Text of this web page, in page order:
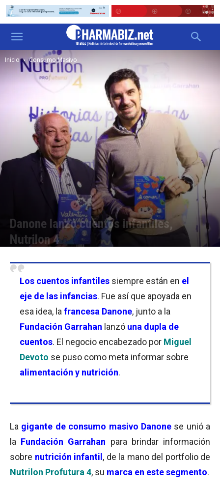
Inicio Consumo Masivo
Danone lanzó cuentos infantiles,
Nutrilon 4
Los cuentos infantiles siempre están en el
eje de las infancias. Fue así que apoyada en
esa idea, la francesa Danone, junto a la
Fundación Garrahan lanzó una dupla de
cuentos. El negocio encabezado por Miguel
Devoto se puso como meta informar sobre
alimentación y nutrición.
La gigante de consumo masivo Danonese unió a
la Fundación Garrahan para brindar información
sobre nutrición infantil , de la mano del portfolio de
Nutrilon Profutura 4, su marca en este segmento.